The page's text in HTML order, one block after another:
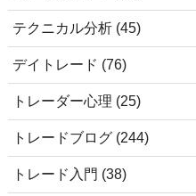
テクニカル分析 (45)
デイトレード (76)
トレーダー心理 (25)
トレードブログ (244)
トレード入門 (38)